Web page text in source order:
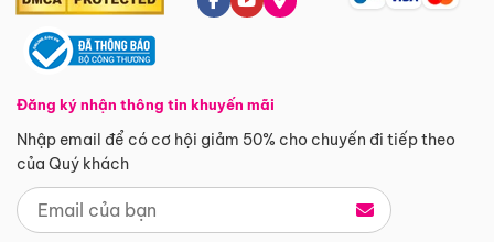
Đăng ký nhận thông tin khuyến mãi
Nhập email để có cơ hội giảm 50% cho chuyến đi tiếp theo
của Quý khách